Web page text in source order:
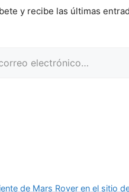
y recibe las últimas
de Mars Rover en el sitio